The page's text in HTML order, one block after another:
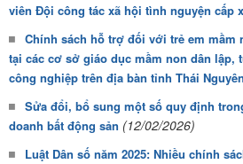
viên Đội công tác xã hội tình nguyện cấp
Chính sách hỗ trợ đối với trẻ em mầm
tại các cơ sở giáo dục mầm non dân lập,
công nghiệp trên địa bàn tỉnh Thái Nguyên
Sửa đổi, bổ sung một số quy định
doanh bất động sản (12/02/2026)
Luật Dân số năm 2025: Nhiều chính